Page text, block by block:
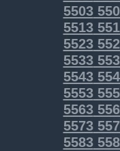
5503
5513
5523
5533
5543
5553
5563
5573
5583